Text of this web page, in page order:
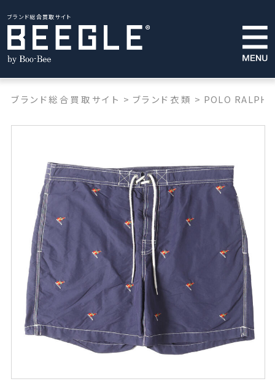
ブランド総合買取サイト
ブランド総合買取サイト > ブランド衣類 > POLO RALPH